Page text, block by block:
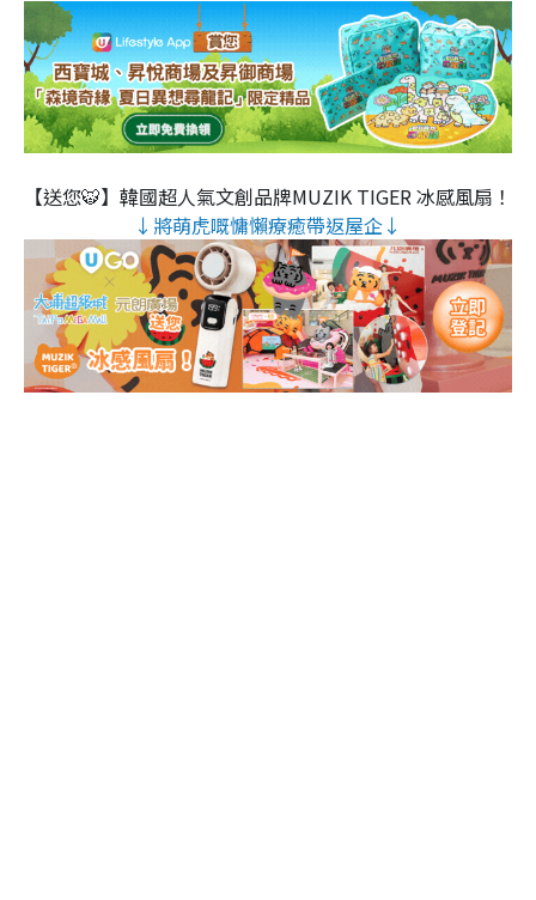
【送您🐯】韓國超人氣文創品牌MUZIK TIGER 冰感風扇！
↓將萌虎嘅慵懶療癒帶返屋企↓